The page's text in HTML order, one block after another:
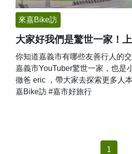
來嘉Bike訪
你知道嘉義市有哪些友善行人的
嘉義市YouTuber驚世一家，也是
徹爸 eric ，帶大家去探索更多人
嘉Bike訪 #嘉市好旅行
1